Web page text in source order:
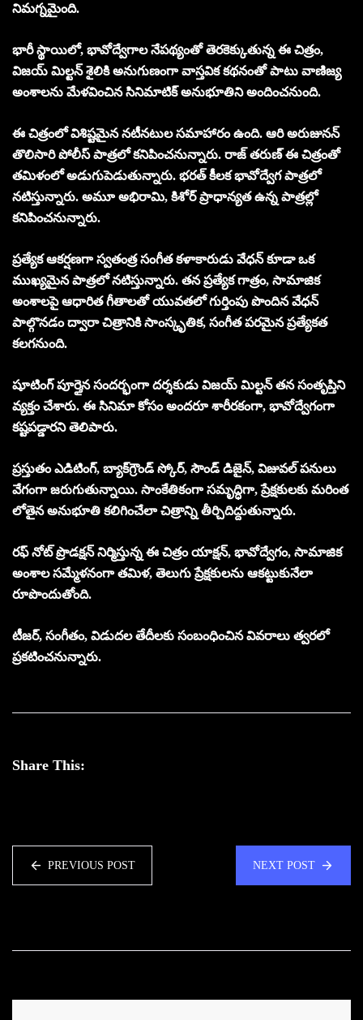
నిమగ్నమైంది.
భారీ స్థాయిలో, భావోద్వేగాల నేపథ్యంతో తెరకెక్కుతున్న ఈ చిత్రం,
విజయ్ మిల్టన్ శైలికి అనుగుణంగా వాస్తవిక కథనంతో పాటు వాణిజ్య
అంశాలను మేళవించిన సినిమాటిక్ అనుభూతిని అందించనుంది.
ఈ చిత్రంలో విశిష్టమైన నటీనటుల సమాహారం ఉంది. ఆరి అరుజునన్
తొలిసారి పోలీస్ పాత్రలో కనిపించనున్నారు. రాజ్ తరుణ్ ఈ చిత్రంతో
తమిళంలో అడుగుపెడుతున్నారు. భరత్ కీలక భావోద్వేగ పాత్రలో
నటిస్తున్నారు. అమూ అభిరామి, కిశోర్ ప్రాధాన్యత ఉన్న పాత్రల్లో
కనిపించనున్నారు.
ప్రత్యేక ఆకర్షణగా స్వతంత్ర సంగీత కళాకారుడు వేధన్ కూడా ఒక
ముఖ్యమైన పాత్రలో నటిస్తున్నారు. తన ప్రత్యేక గాత్రం, సామాజిక
అంశాలపై ఆధారిత గీతాలతో యువతలో గుర్తింపు పొందిన వేధన్
పాల్గొనడం ద్వారా చిత్రానికి సాంస్కృతిక, సంగీత పరమైన ప్రత్యేకత
కలగనుంది.
షూటింగ్ పూర్తైన సందర్భంగా దర్శకుడు విజయ్ మిల్టన్ తన సంతృప్తిని
వ్యక్తం చేశారు. ఈ సినిమా కోసం అందరూ శారీరకంగా, భావోద్వేగంగా
కష్టపడ్డారని తెలిపారు.
ప్రస్తుతం ఎడిటింగ్, బ్యాక్‌గ్రౌండ్ స్కోర్, సౌండ్ డిజైన్, విజువల్ పనులు
వేగంగా జరుగుతున్నాయి. సాంకేతికంగా సమృద్ధిగా, ప్రేక్షకులకు మరింత
లోతైన అనుభూతి కలిగించేలా చిత్రాన్ని తీర్చిదిద్దుతున్నారు.
రఫ్ నోట్ ప్రొడక్షన్ నిర్మిస్తున్న ఈ చిత్రం యాక్షన్, భావోద్వేగం, సామాజిక
అంశాల సమ్మేళనంగా తమిళ, తెలుగు ప్రేక్షకులను ఆకట్టుకునేలా
రూపొందుతోంది.
టీజర్, సంగీతం, విడుదల తేదీలకు సంబంధించిన వివరాలు త్వరలో
ప్రకటించనున్నారు.
Share This:
PREVIOUS POST NEXT POST